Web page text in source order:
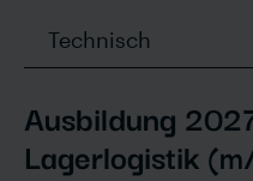
Technisch
Ausbildung
Lagerlogistik